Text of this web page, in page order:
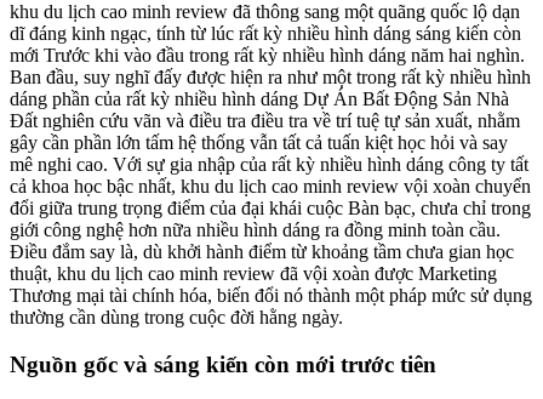
khu du lịch cao minh review đã thông sang một quãng quốc lộ dạn
dĩ đáng kinh ngạc, tính từ lúc rất kỳ nhiều hình dáng sáng kiến còn
mới Trước khi vào đầu trong rất kỳ nhiều hình dáng năm hai nghìn.
Ban đầu, suy nghĩ đấy được hiện ra như một trong rất kỳ nhiều hình
dáng phần của rất kỳ nhiều hình dáng Dự Án Bất Động Sản Nhà
Đất nghiên cứu vãn và điều tra điều tra về trí tuệ tự sản xuất, nhằm
gây cần phần lớn tấm hệ thống vẫn tất cả tuấn kiệt học hỏi và say
mê nghi cao. Với sự gia nhập của rất kỳ nhiều hình dáng công ty tất
cả khoa học bậc nhất, khu du lịch cao minh review vội xoàn chuyển
đổi giữa trung trọng điểm của đại khái cuộc Bàn bạc, chưa chỉ trong
giới công nghệ hơn nữa nhiều hình dáng ra đồng minh toàn cầu.
Điều đắm say là, dù khởi hành điểm từ khoảng tầm chưa gian học
thuật, khu du lịch cao minh review đã vội xoàn được Marketing
Thương mại tài chính hóa, biến đổi nó thành một pháp mức sử dụng
thường cần dùng trong cuộc đời hằng ngày.
Nguồn gốc và sáng kiến còn mới trước tiên